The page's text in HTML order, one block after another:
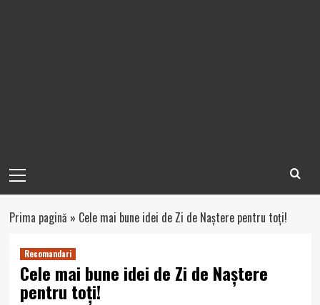
Menu
Prima pagină » Cele mai bune idei de Zi de Naștere pentru toți!
Recomandari
Cele mai bune idei de Zi de Naștere
pentru toți!